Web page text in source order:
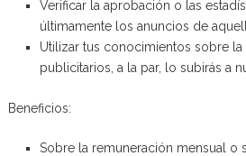
Verificar la aprobación o las
últimamente los anuncios de
Utilizar tus conocimientos sobre
publicitarios, a la par, lo subirás a
Beneficios:
Sobre la remuneración mensual o